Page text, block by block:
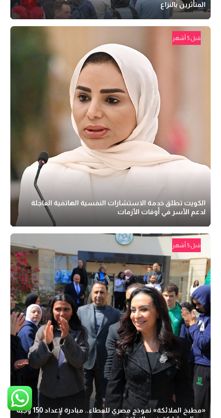
المتأثرين بالنزاع
قبل 5 أشهر
الكويت تطلق خدمة الاستشارات النفسية الهاتفية العاجلة
لدعم الأسر في أوقات الأزمات
قبل 5 أشهر
«مطبخ الملائكة» نموذج مصري للعطاء.. مبادرة لإعداد 150 وجبة